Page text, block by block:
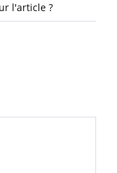
l'article ?